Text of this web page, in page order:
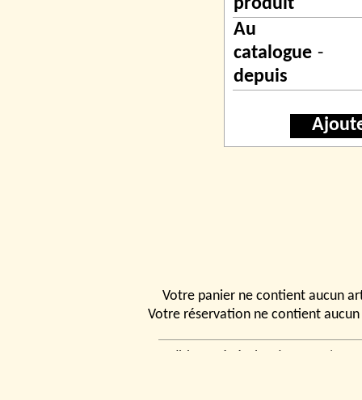
produit
Au
catalogue
depuis
-
Votre panier ne contient aucun
Votre réservation ne contient